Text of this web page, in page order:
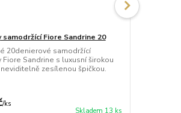
samodržící Fiore Sandrine 20
20denierové samodržící
Fiore Sandrine s luxusní širokou
neviditelně zesílenou špičkou.
/ks
Skladem 13 ks